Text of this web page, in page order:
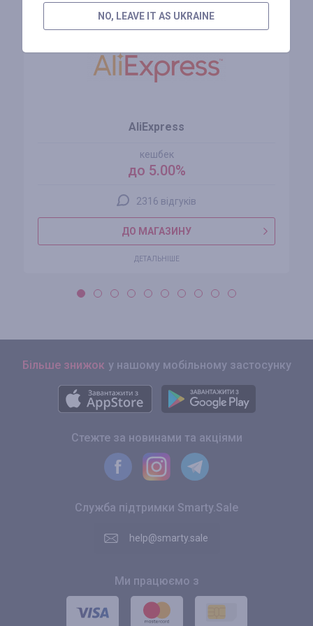
AliExpress
кешбек
до 5.00%
2316 відгуків
ДО МАГАЗИНУ
ДЕТАЛЬНІШЕ
Більше знижок у нашому мобільному застосунку
Стежте за новинами та акціями
Служба підтримки Smarty.Sale
help@smarty.sale
Ми працюємо з
NO, LEAVE IT AS UKRAINE